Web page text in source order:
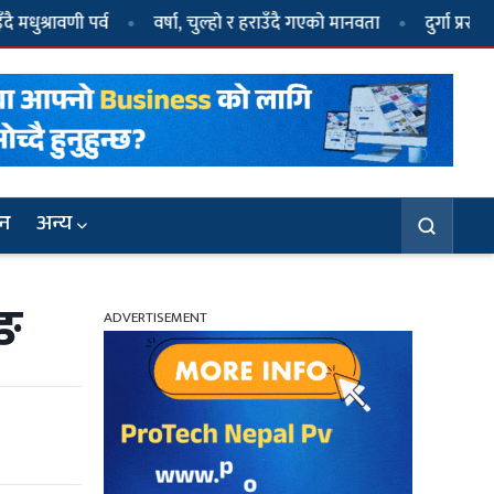
वर्षा, चुल्हो र हराउँदै गएको मानवता दुर्गा प्रसाईं पक्राउ
अन्य
३
धवल र दुर्गा प्रसाईंले गठन गरे दल, नाम ‘जय
नेपाल पार्टी’
दुर्गा प्रसाईं पक्राउ
ADVERTISEMENT